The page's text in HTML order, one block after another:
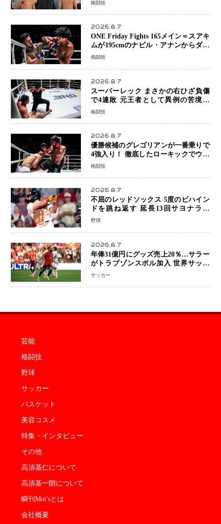
格闘技
2026.8.7
ONE Friday Fights 165メイン＝スアキ
ムが195cmのナビル・アナンからダウ
ン奪取！猛反撃を耐え抜き判定勝利、
格闘技
2026.8.7
スーパーレック まさかの右ひざ負傷
で4連敗 元王者として異例の苦境…
「アクシデント」でも消えない危険信
格闘技
2026.8.7
優勝候補のグレゴリアンが一番乗りで
4強入り！ 徹底したローキックでウス
ビャンを攻略、判定勝利
格闘技
2026.8.7
不屈のレッドソックス 5度のビハイン
ドを跳ね返す 延長13回サヨナラ勝
ち 吉田正尚選手も2安打1打点で貢献 4
野球
2026.8.7
年俸31億円にグッズ売上20％…サラー
がトラブゾンスポル加入 世界サッカ
ーは「五大リーグ一強」から新時代へ
サッカー
芸能
格闘技
野球
サッカー
バスケット
美容コスメ
特集・インタビュー
その他
高須基仁について
高須基一朗について
瞬刊Mot'sとは
会社概要